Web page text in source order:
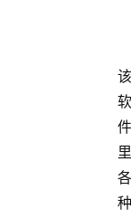
该
软
件
里
各
种